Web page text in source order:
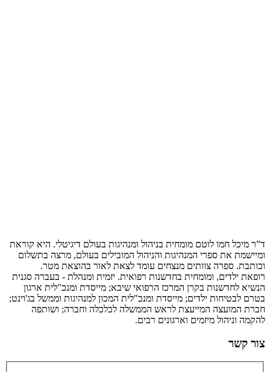
ד”ר מיכל חמו לוטם מומחית בניהול ומנהיגות בעולם דיגיטלי. היא קוראת
ומיישמת את ספרי המנהיגות והניהול המובילים בעולם, מרצה בתשלום
וכותבת. ספרה צוותים מנצחים עומד לצאת לאור בהוצאת מטר.
רופאת ילדים, ומומחית בחדשנות רפואית. יזמית ומנהלת - בעברה סגנית
הנשיא לחדשנות בקרן המרכז הרפואי שיבא; מייסדת ומנכ"לית ארגון
בטרם לבטיחות ילדים; מייסדת ומנכ"לית המכון למנהיגות וממשל בג'וינט;
חברת המועצה המייעצת לראש הממשלה לכלכלה וחברה; ושותפה
להקמה וניהול מיזמים וארגונים רבים.
צור קשר